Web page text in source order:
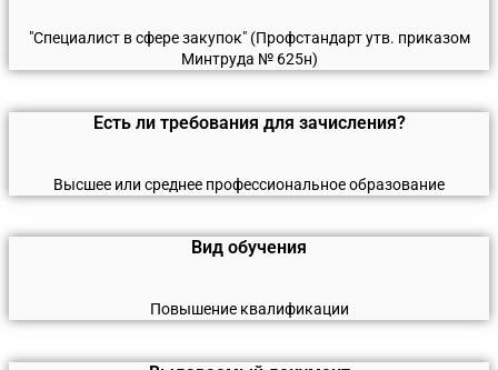
"Специалист в сфере закупок" (Профстандарт утв. приказом
Минтруда № 625н)
Есть ли требования для зачисления?
Высшее или среднее профессиональное образование
Вид обучения
Повышение квалификации